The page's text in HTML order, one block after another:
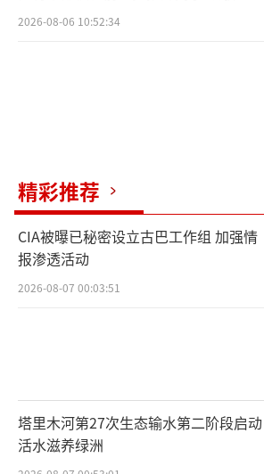
别！
2026-08-06 10:52:34
精彩推荐
CIA被曝已秘密设立古巴工作组 加强情
报渗透活动
2026-08-07 00:03:51
塔里木河第27次生态输水第二阶段启动
活水滋养绿洲